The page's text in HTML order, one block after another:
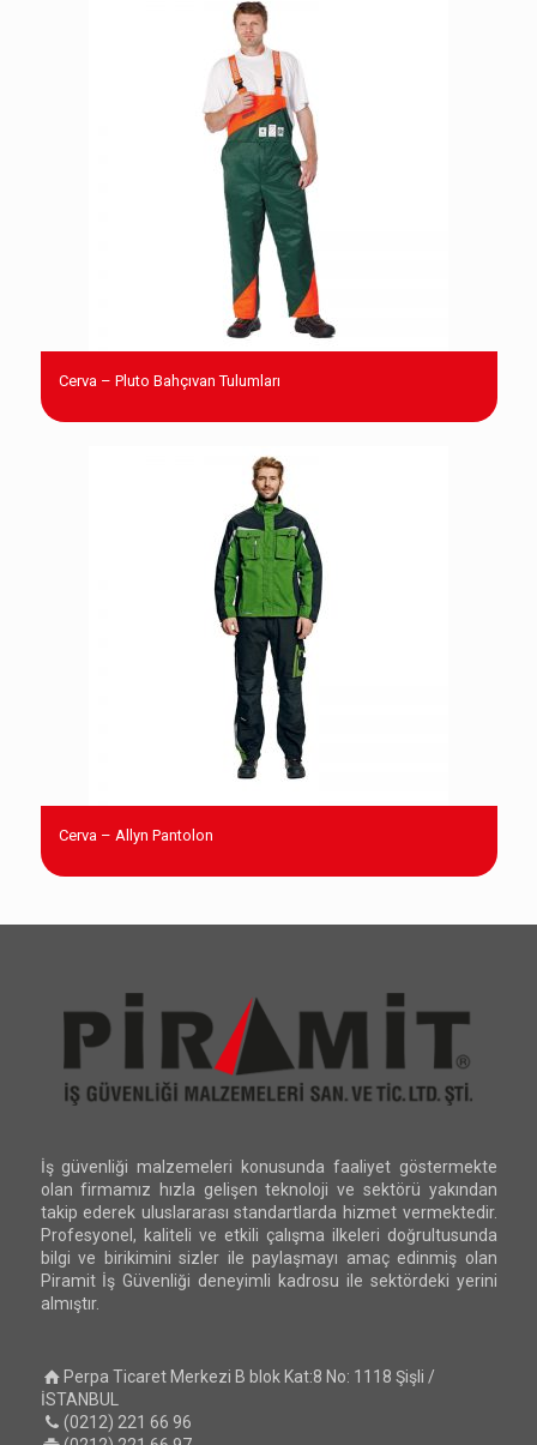
Cerva – Pluto Bahçıvan Tulumları
Cerva – Allyn Pantolon
İş güvenliği malzemeleri konusunda faaliyet göstermekte
olan firmamız hızla gelişen teknoloji ve sektörü yakından
takip ederek uluslararası standartlarda hizmet vermektedir.
Profesyonel, kaliteli ve etkili çalışma ilkeleri doğrultusunda
bilgi ve birikimini sizler ile paylaşmayı amaç edinmiş olan
Piramit İş Güvenliği deneyimli kadrosu ile sektördeki yerini
almıştır.
Perpa Ticaret Merkezi B blok Kat:8 No: 1118 Şişli /
İSTANBUL
(0212) 221 66 96